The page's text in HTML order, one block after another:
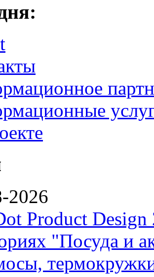
2026
Product Design
"Посуда и